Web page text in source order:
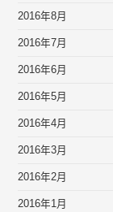
2016年8月
2016年7月
2016年6月
2016年5月
2016年4月
2016年3月
2016年2月
2016年1月